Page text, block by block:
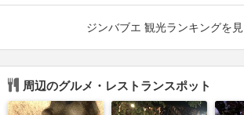
ジンバブエ 観光ランキングを見
周辺のグルメ・レストランスポット